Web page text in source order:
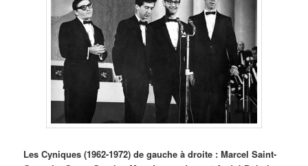
Les Cyniques (1962-1972) de gauche à droite : Marcel Saint-